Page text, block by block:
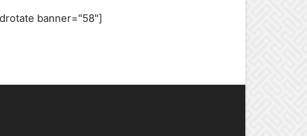
banner="58"]